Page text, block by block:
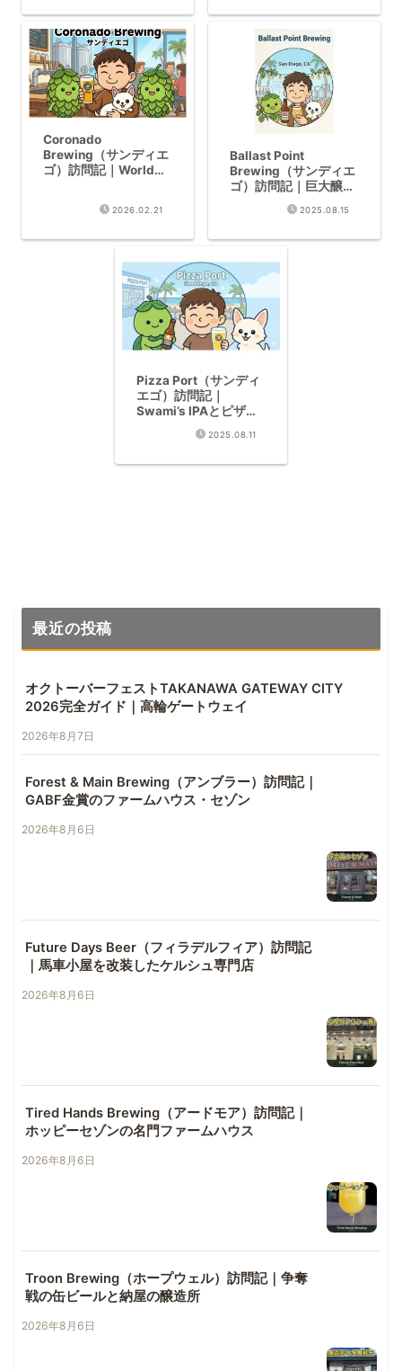
Coronado
Brewing（サンディエ
ゴ）訪問記｜World
2026.02.21
Ballast Point
Brewing（サンディエ
ゴ）訪問記｜巨大醸造
設備とWCIPAの苦味
2025.08.15
Pizza Port（サンディ
エゴ）訪問記｜
Swami’s IPAとピザが
最高の組み合わせ
2025.08.11
最近の投稿
オクトーバーフェストTAKANAWA GATEWAY CITY
2026完全ガイド｜高輪ゲートウェイ
2026年8月7日
Forest & Main Brewing（アンブラー）訪問記｜
GABF金賞のファームハウス・セゾン
2026年8月6日
Future Days Beer（フィラデルフィア）訪問記
｜馬車小屋を改装したケルシュ専門店
2026年8月6日
Tired Hands Brewing（アードモア）訪問記｜
ホッピーセゾンの名門ファームハウス
2026年8月6日
Troon Brewing（ホープウェル）訪問記｜争奪
戦の缶ビールと納屋の醸造所
2026年8月6日